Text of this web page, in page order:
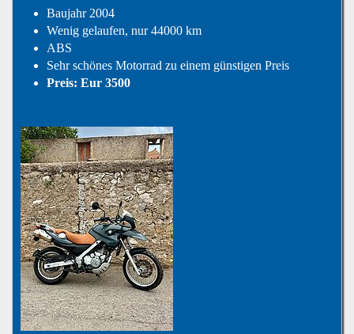
Baujahr 2004
Wenig gelaufen, nur 44000 km
ABS
Sehr schönes Motorrad zu einem günstigen Preis
Preis: Eur 3500